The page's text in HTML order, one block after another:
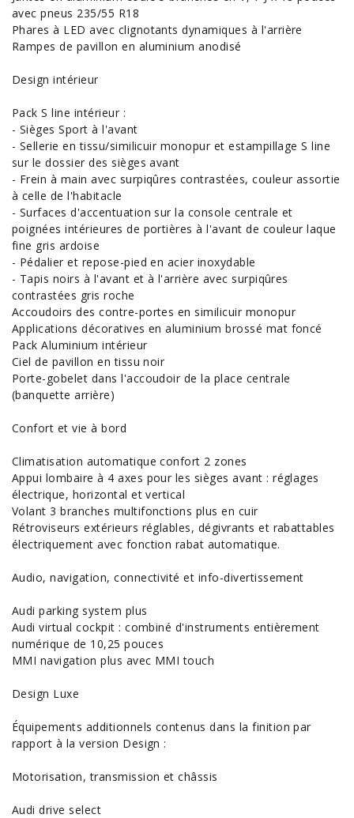
avec pneus 235/55 R18
Phares à LED avec clignotants dynamiques à l'arrière
Rampes de pavillon en aluminium anodisé
Design intérieur
Pack S line intérieur :
- Sièges Sport à l'avant
- Sellerie en tissu/similicuir monopur et estampillage S line
sur le dossier des sièges avant
- Frein à main avec surpiqûres contrastées, couleur assortie
à celle de l'habitacle
- Surfaces d'accentuation sur la console centrale et
poignées intérieures de portières à l'avant de couleur laque
fine gris ardoise
- Pédalier et repose-pied en acier inoxydable
- Tapis noirs à l'avant et à l'arrière avec surpiqûres
contrastées gris roche
Accoudoirs des contre-portes en similicuir monopur
Applications décoratives en aluminium brossé mat foncé
Pack Aluminium intérieur
Ciel de pavillon en tissu noir
Porte-gobelet dans l'accoudoir de la place centrale
(banquette arrière)
Confort et vie à bord
Climatisation automatique confort 2 zones
Appui lombaire à 4 axes pour les sièges avant : réglages
électrique, horizontal et vertical
Volant 3 branches multifonctions plus en cuir
Rétroviseurs extérieurs réglables, dégivrants et rabattables
électriquement avec fonction rabat automatique.
Audio, navigation, connectivité et info-divertissement
Audi parking system plus
Audi virtual cockpit : combiné d'instruments entièrement
numérique de 10,25 pouces
MMI navigation plus avec MMI touch
Design Luxe
Équipements additionnels contenus dans la finition par
rapport à la version Design :
Motorisation, transmission et châssis
Audi drive select